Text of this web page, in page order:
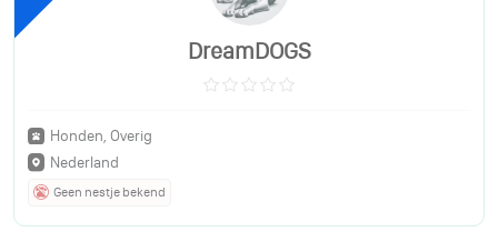
DreamDOGS
Honden, Overig
Nederland
Geen nestje bekend